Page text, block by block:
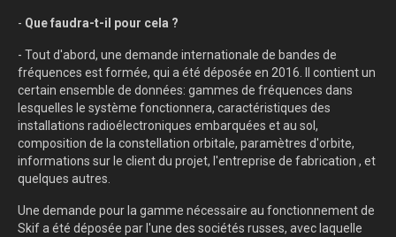
- Que faudra-t-il pour cela ?
- Tout d'abord, une demande internationale de bandes de
fréquences est formée, qui a été déposée en 2016. Il contient un
certain ensemble de données: gammes de fréquences dans
lesquelles le système fonctionnera, caractéristiques des
installations radioélectroniques embarquées et au sol,
composition de la constellation orbitale, paramètres d'orbite,
informations sur le client du projet, l'entreprise de fabrication , et
quelques autres.
Une demande pour la gamme nécessaire au fonctionnement de
Skif a été déposée par l'une des sociétés russes, avec laquelle